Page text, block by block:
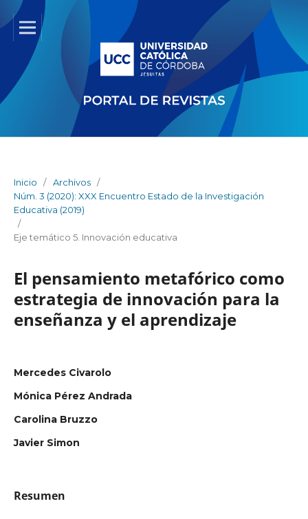
Inicio / Archivos /
Núm. 3 (2020): XXX Encuentro Estado de la Investigación
Educativa (2019)
/
Eje temático 5. Innovación educativa
El pensamiento metafórico como
estrategia de innovación para la
enseñanza y el aprendizaje
Mercedes Civarolo
Mónica Pérez Andrada
Carolina Bruzzo
Javier Simon
Resumen